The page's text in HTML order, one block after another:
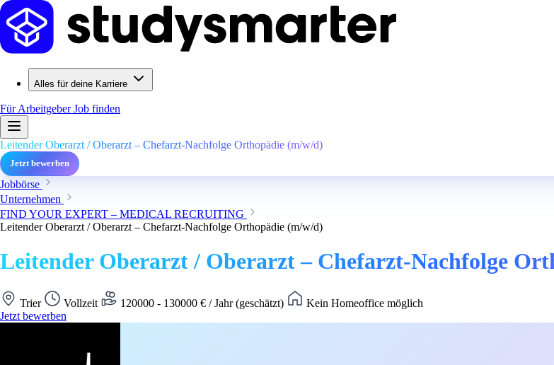
Alles für deine Karriere
Für ArbeitgeberJob finden
Leitender Oberarzt / Oberarzt – Chefarzt-Nachfolge Orthopädie (m/w/d)
Jetzt bewerben
Jobbörse
Unternehmen
FIND YOUR EXPERT – MEDICAL RECRUITING
Leitender Oberarzt / Oberarzt – Chefarzt-Nachfolge Orthopädie (m/w/d)
Leitender Oberarzt / Oberarzt – Chefarzt-Nachfolge
Trier Vollzeit 120000 - 130000 € / Jahr (geschätzt)
Kein Homeoffice möglich
Jetzt bewerben